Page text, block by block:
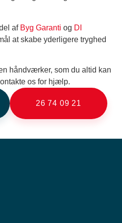
af Byg Garanti og DI
at skabe yderligere tryghed
håndværker, som du altid kan
os for hjælp.
26 74 09 21